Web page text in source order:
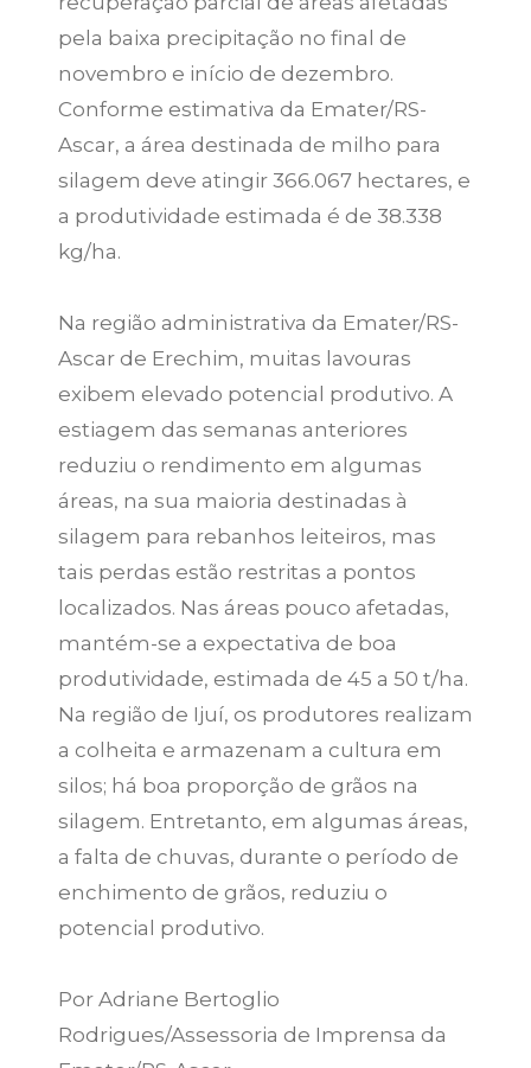
pela baixa precipitação no final de
novembro e início de dezembro.
Conforme estimativa da Emater/RS-
Ascar, a área destinada de milho para
silagem deve atingir 366.067 hectares, e
a produtividade estimada é de 38.338
kg/ha.
Na região administrativa da Emater/RS-
Ascar de Erechim, muitas lavouras
exibem elevado potencial produtivo. A
estiagem das semanas anteriores
reduziu o rendimento em algumas
áreas, na sua maioria destinadas à
silagem para rebanhos leiteiros, mas
tais perdas estão restritas a pontos
localizados. Nas áreas pouco afetadas,
mantém-se a expectativa de boa
produtividade, estimada de 45 a 50 t/ha.
Na região de Ijuí, os produtores realizam
a colheita e armazenam a cultura em
silos; há boa proporção de grãos na
silagem. Entretanto, em algumas áreas,
a falta de chuvas, durante o período de
enchimento de grãos, reduziu o
potencial produtivo.
Por Adriane Bertoglio
Rodrigues/Assessoria de Imprensa da